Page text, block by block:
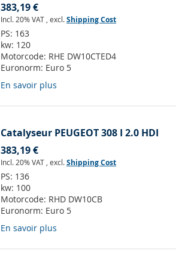
383,19 €
Incl. 20% VAT , excl.Shipping Cost
PS: 163
kw: 120
Motorcode: RHE DW10CTED4
Euronorm: Euro 5
En savoir plus
Catalyseur PEUGEOT 308 I 2.0 HDI
383,19 €
Incl. 20% VAT , excl.Shipping Cost
PS: 136
kw: 100
Motorcode: RHD DW10CB
Euronorm: Euro 5
En savoir plus